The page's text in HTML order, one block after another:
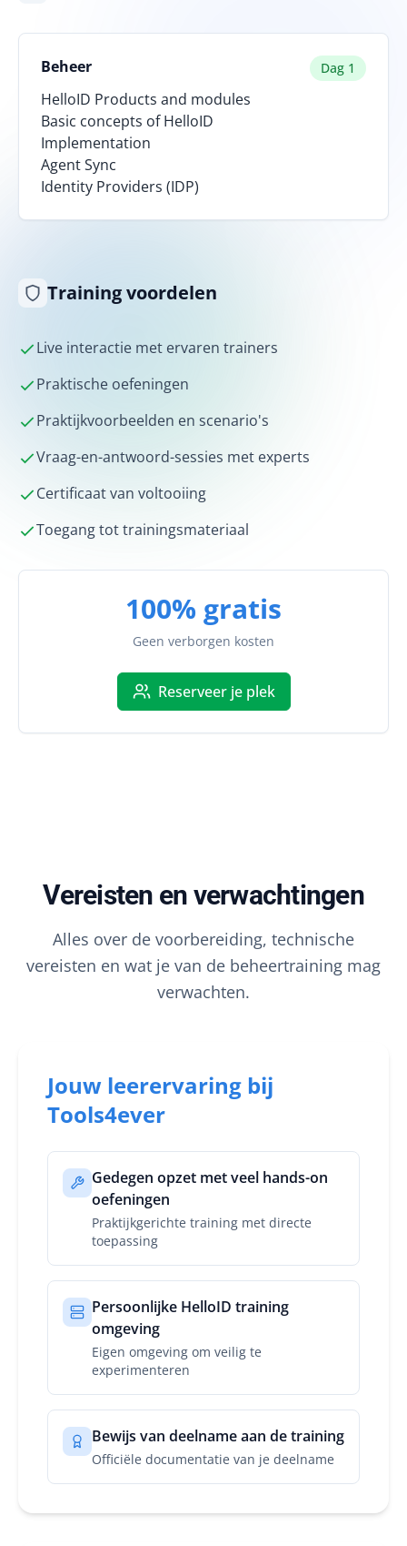
Beheer
HelloID Products and modules
Basic concepts of HelloID
Implementation
Agent Sync
Identity Providers (IDP)
Dag 1
Training voordelen
Live interactie met ervaren trainers
Praktische oefeningen
Praktijkvoorbeelden en scenario's
Vraag-en-antwoord-sessies met experts
Certificaat van voltooiing
Toegang tot trainingsmateriaal
100% gratis
Geen verborgen kosten
Reserveer je plek
Vereisten en verwachtingen
Alles over de voorbereiding, technische
vereisten en wat je van de beheertraining mag
verwachten.
Jouw leerervaring bij
Tools4ever
Gedegen opzet met veel hands-on
oefeningen
Praktijkgerichte training met directe
toepassing
Persoonlijke HelloID training
omgeving
Eigen omgeving om veilig te
experimenteren
Bewijs van deelname aan de training
Officiële documentatie van je deelname